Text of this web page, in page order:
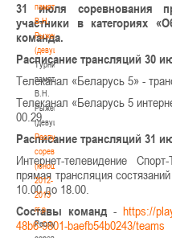
памяти
В.Н.
Рыженкова
(девушки)
Турнир
памяти
В.Н.
Рыженкова
(девушки)
Республиканские
соревнования
(юноши)
2012-
2013
гг.р.
Республиканские
31 июля соревнования
участники в категориях
команда.
Расписание трансляций 30
Телеканал «Беларусь 5» -
Телеканал «Беларусь 5
00.29.
Расписание трансляций 31
Интернет-телевидение
прямая трансляция
10.00 до 18.00.
Составы команд - https://
48b6-9801-baefb54b0243/teams